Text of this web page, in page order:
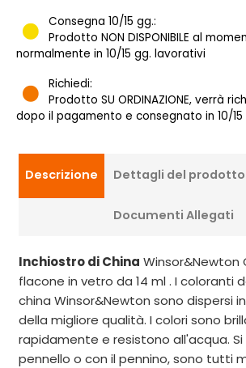
Consegna 10/15 gg.:
Prodotto NON DISPONIBILE al
normalmente in 10/15 gg. lavorativi
Richiedi:
Prodotto SU ORDINAZIONE, verrà
dopo il pagamento e consegnato in 10/15
Descrizione Dettagli del prodotto
Documenti Allegati
Inchiostro di China Winsor&Newton
flacone in vetro da 14 ml . I coloranti
china Winsor&Newton sono dispersi
della migliore qualità. I colori sono
rapidamente e resistono all'acqua.
pennello o con il pennino, sono tutti